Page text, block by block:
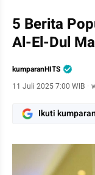
5 Berita
Al-El-Dul
kumparanHITS
11 Juli 2025 7:00 WIB ·
Ikuti